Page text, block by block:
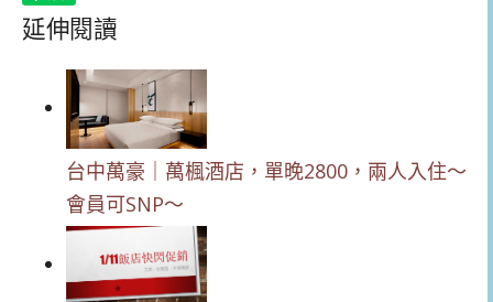
延伸閱讀
台中萬豪｜萬楓酒店，單晚2800，兩人入住～
會員可SNP～